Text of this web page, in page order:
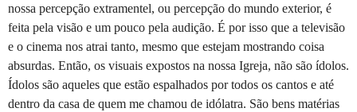
nossa percepção extramentel, ou percepção do mundo exterior, é
feita pela visão e um pouco pela audição. É por isso que a televisão
e o cinema nos atrai tanto, mesmo que estejam mostrando coisa
absurdas. Então, os visuais expostos na nossa Igreja, não são ídolos.
Ídolos são aqueles que estão espalhados por todos os cantos e até
dentro da casa de quem me chamou de idólatra. São bens matérias